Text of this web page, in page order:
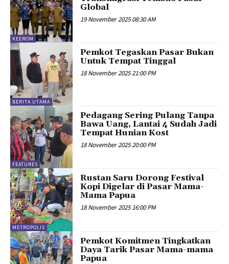
KEEROM
Global
19 November 2025 08:30 AM
BERITA UTAMA
Pemkot Tegaskan Pasar Bukan
Untuk Tempat Tinggal
18 November 2025 21:00 PM
FEATURES
Pedagang Sering Pulang Tanpa
Bawa Uang, Lantai 4 Sudah Jadi
Tempat Hunian Kost
18 November 2025 20:00 PM
METROPOLIS
Rustan Saru Dorong Festival
Kopi Digelar di Pasar Mama-
Mama Papua
18 November 2025 16:00 PM
Pemkot Komitmen Tingkatkan
Daya Tarik Pasar Mama-mama
Papua